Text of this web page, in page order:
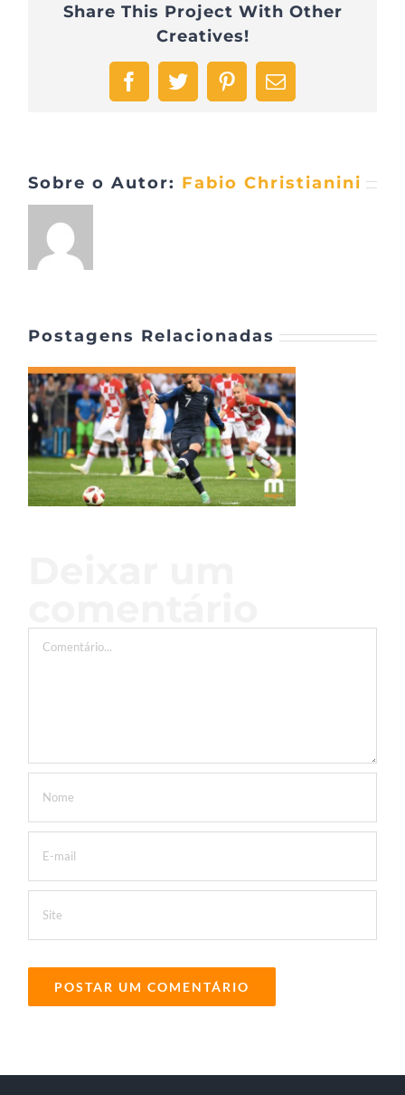
Share This Project With Other
Creatives!
FacebookTwitter Pinterest
E-
mail
Sobre o Autor: Fabio Christianini
Postagens Relacionadas
Comentário